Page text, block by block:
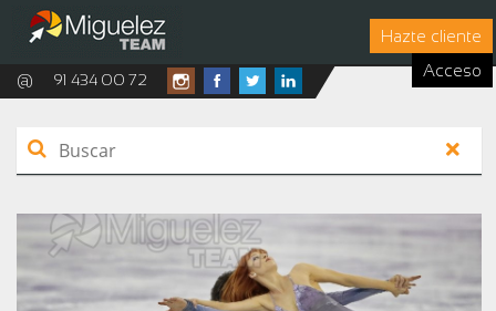
Hazte cliente
Acceso
@ 91 434 00 72